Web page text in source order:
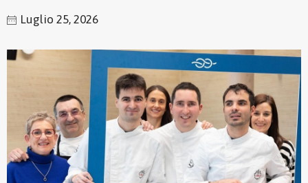
Luglio 25, 2026